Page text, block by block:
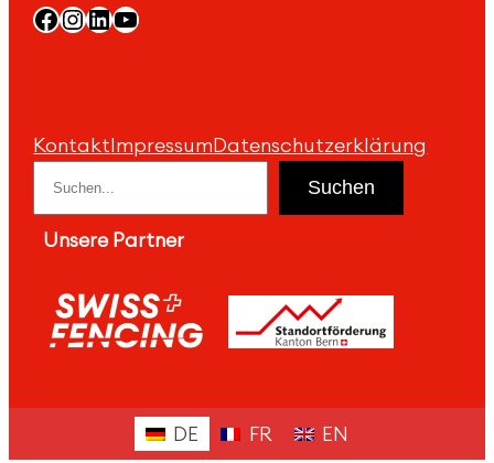
Facebook
Instagram
LinkedIn
YouTube
KontaktImpressumDatenschutzerklärung
Suchen
Unsere Partner
DE FR EN